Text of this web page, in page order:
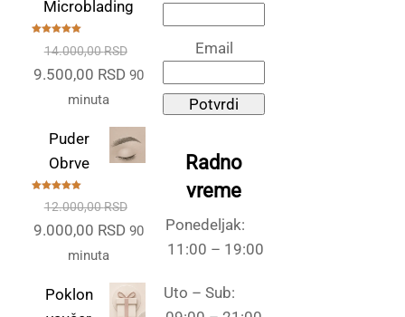
Microblading
sa5.00od
14.000,00RSD
Originalna
bila:
14.000,00 RSD.
9.500,00 RSD Trenutna
9.500,00 RSD.
90
minuta
Puder
Obrve
sa5.00od
12.000,00RSD
Originalna
bila:
9.000,00 RSD Trenutna
je:
9.000,00 RSD.
90
minuta
Poklon
Email
Potvrdi
Radno
vreme
Ponedeljak:
11:00 – 19:00
Uto – Sub: